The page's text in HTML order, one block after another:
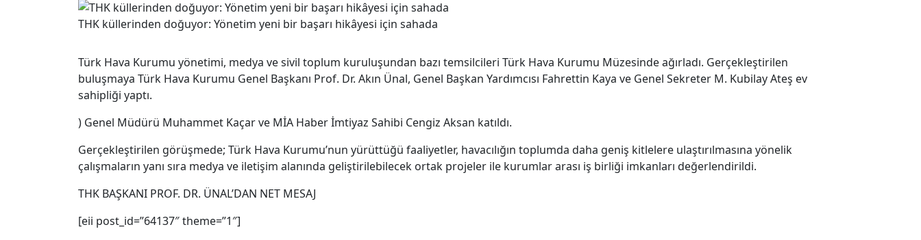
THK küllerinden doğuyor: Yönetim yeni bir başarı hikâyesi için sahada
Türk Hava Kurumu yönetimi, medya ve sivil toplum kuruluşundan bazı temsilcileri Türk Hava Kurumu Müzesinde ağırladı. Gerçekleştirilen
buluşmaya Türk Hava Kurumu Genel Başkanı Prof. Dr. Akın Ünal, Genel Başkan Yardımcısı Fahrettin Kaya ve Genel Sekreter M. Kubilay Ateş ev
sahipliği yaptı.
) Genel Müdürü Muhammet Kaçar ve MİA Haber İmtiyaz Sahibi Cengiz Aksan katıldı.
Gerçekleştirilen görüşmede; Türk Hava Kurumu’nun yürüttüğü faaliyetler, havacılığın toplumda daha geniş kitlelere ulaştırılmasına yönelik
çalışmaların yanı sıra medya ve iletişim alanında geliştirilebilecek ortak projeler ile kurumlar arası iş birliği imkanları değerlendirildi.
THK BAŞKANI PROF. DR. ÜNAL’DAN NET MESAJ
[eii post_id=”64137″ theme=”1″]